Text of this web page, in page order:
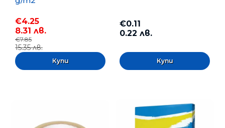
€4.25
8.31 лв.
€7.85
15.35 лв.
€0.11
0.22 лв.